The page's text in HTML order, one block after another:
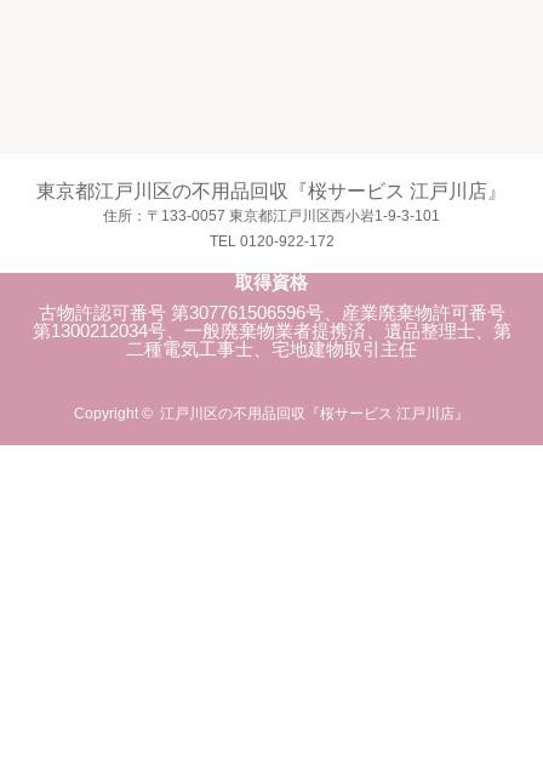
東京都江戸川区の不用品回収『桜サービス 江戸川店』
住所：〒133-0057 東京都江戸川区西小岩1-9-3-101
TEL 0120-922-172
取得資格
古物許認可番号 第307761506596号、産業廃棄物許可番号
第1300212034号、一般廃棄物業者提携済、遺品整理士、第
二種電気工事士、宅地建物取引主任
Copyright © 江戸川区の不用品回収『桜サービス 江戸川店』